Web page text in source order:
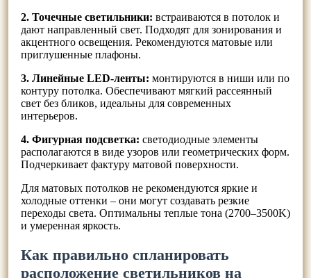
2. Точечные светильники: встраиваются в потолок и
дают направленный свет. Подходят для зонирования и
акцентного освещения. Рекомендуются матовые или
приглушенные плафоны.
3. Линейные LED-ленты: монтируются в ниши или по
контуру потолка. Обеспечивают мягкий рассеянный
свет без бликов, идеальны для современных
интерьеров.
4. Фигурная подсветка: светодиодные элементы
располагаются в виде узоров или геометрических форм.
Подчеркивает фактуру матовой поверхности.
Для матовых потолков не рекомендуются яркие и
холодные оттенки – они могут создавать резкие
переходы света. Оптимальны теплые тона (2700–3500K)
и умеренная яркость.
Как правильно спланировать
расположение светильников на